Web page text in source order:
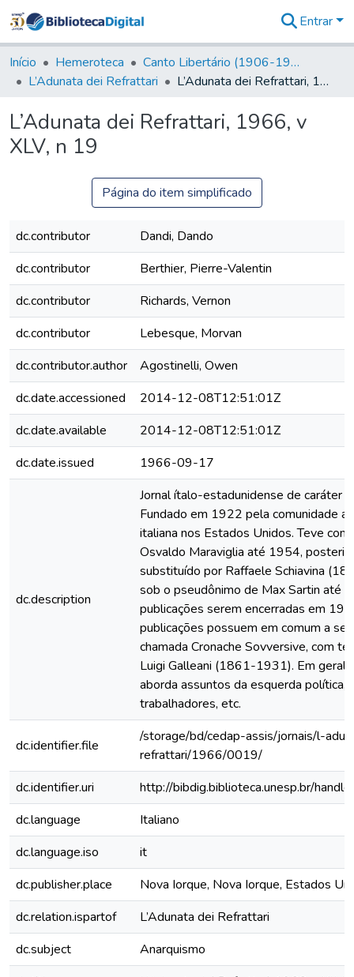
&
Coleções
Tudo na
Digital
Entrar
Início Hemeroteca
Canto Libertário (1906-1995)
L’Adunata dei Refrattari
L’Adunata dei Refrattari, 1966, v XLV, n 19
L’Adunata dei Refrattari, 1966, v
XLV, n 19
Página do item simplificado
dc.contributor
Dandi, Dando
dc.contributor
Berthier, Pierre-Valentin
dc.contributor
Richards, Vernon
dc.contributor
Lebesque, Morvan
dc.contributor.author
Agostinelli, Owen
dc.date.accessioned
2014-12-08T12:51:01Z
dc.date.available
2014-12-08T12:51:01Z
dc.date.issued
1966-09-17
dc.description
Jornal ítalo-estadunidense de caráter
Fundado em 1922 pela comunidade
italiana nos Estados Unidos. Teve
Osvaldo Maraviglia até 1954,
substituído por Raffaele Schiavina
sob o pseudônimo de Max Sartin até
publicações serem encerradas em
publicações possuem em comum a
chamada Cronache Sovversive, com
Luigi Galleani (1861-1931). Em geral,
aborda assuntos da esquerda política,
trabalhadores, etc.
dc.identifier.file
/storage/bd/cedap-assis/jornais/l-
refrattari/1966/0019/
dc.identifier.uri
http://bibdig.biblioteca.unesp.br/
dc.language
Italiano
dc.language.iso
it
dc.publisher.place
Nova Iorque, Nova Iorque, Estados
dc.relation.ispartof
L’Adunata dei Refrattari
dc.subject
Anarquismo